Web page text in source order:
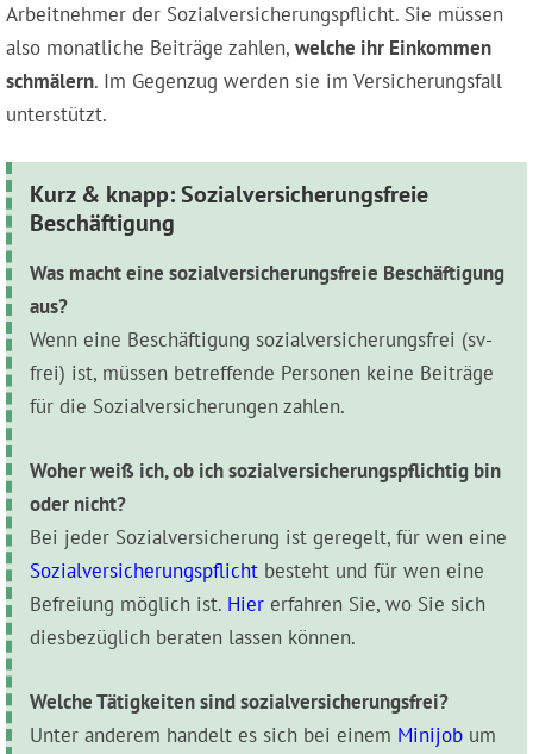
Arbeitnehmer der Sozialversicherungspflicht. Sie müssen
also monatliche Beiträge zahlen, welche ihr Einkommen
schmälern. Im Gegenzug werden sie im Versicherungsfall
unterstützt.
Kurz & knapp: Sozialversicherungsfreie
Beschäftigung
Was macht eine sozialversicherungsfreie Beschäftigung
aus?
Wenn eine Beschäftigung sozialversicherungsfrei (sv-
frei) ist, müssen betreffende Personen keine Beiträge
für die Sozialversicherungen zahlen.
Woher weiß ich, ob ich sozial‌versicherungspflichtig bin
oder nicht?
Bei jeder Sozialversicherung ist geregelt, für wen eine
Sozialversicherungspflicht besteht und für wen eine
Befreiung möglich ist. Hier erfahren Sie, wo Sie sich
diesbezüglich beraten lassen können.
Welche Tätigkeiten sind sozialversicherungsfrei?
Unter anderem handelt es sich bei einem Minijob um